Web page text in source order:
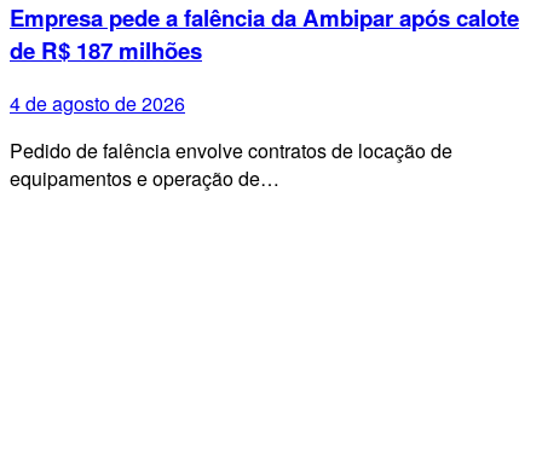
Empresa pede a falência da Ambipar após calote
de R$ 187 milhões
4 de agosto de 2026
Pedido de falência envolve contratos de locação de
equipamentos e operação de…